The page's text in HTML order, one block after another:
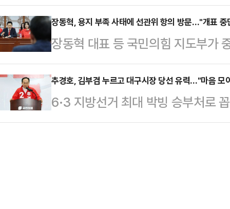
번 머…
어 "주민의 마음을 온전히 얻기에
다"면서 "보내준 따끔한 질책과 격
조했다.그러면서 "저를 믿고 지지
다"며 "선거는 끝났지만 …
관리위원회 선거통계시스템에 따
3만4920표(42.99%)를 획득해 3
불어민주당 후보와 1만2802표
부산 북갑 국회의원으로 당선됐다.
(1.75%p)차다.한 후보는 당선이
사적인 승리로 북구의 미래와 북구
께 진…
장동혁, 용지 부족 사태에 선관위 항의 방문…"개표 중
장동혁 대표 등 국민의힘 지도부가
일부 투표소에서 발생한 투표용지
표는 3일 밤 과천에 위치한 중앙선
사무총장과 면담을 갖고 "서울에서
이뤄지고 개표 방송이 진행된 뒤에
추경호, 김부겸 누르고 대구시장 당선 유력…"마음 모
6·3 지방선거 최대 박빙 승부처로
힘 후보의 당선이 유력하다.중앙선